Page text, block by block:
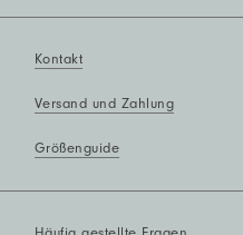
Kontakt
Versand und Zahlung
Größenguide